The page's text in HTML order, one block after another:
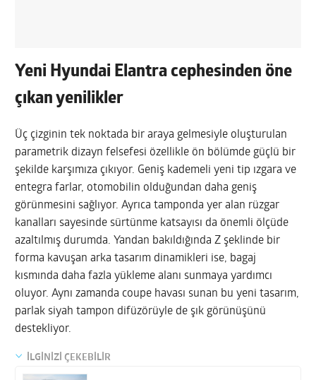
Yeni Hyundai Elantra cephesinden öne
çıkan yenilikler
Üç çizginin tek noktada bir araya gelmesiyle oluşturulan
parametrik dizayn felsefesi özellikle ön bölümde güçlü bir
şekilde karşımıza çıkıyor. Geniş kademeli yeni tip ızgara ve
entegra farlar, otomobilin olduğundan daha geniş
görünmesini sağlıyor. Ayrıca tamponda yer alan rüzgar
kanalları sayesinde sürtünme katsayısı da önemli ölçüde
azaltılmış durumda. Yandan bakıldığında Z şeklinde bir
forma kavuşan arka tasarım dinamikleri ise, bagaj
kısmında daha fazla yükleme alanı sunmaya yardımcı
oluyor. Aynı zamanda coupe havası sunan bu yeni tasarım,
parlak siyah tampon difüzörüyle de şık görünüşünü
destekliyor.
İLGİNİZİ ÇEKEBİLİR